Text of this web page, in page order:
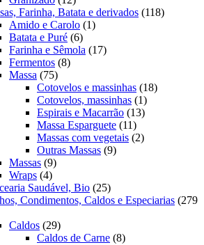
produtos
Farinha, Batata e derivados 118118
Amido e Carolo 11
Batata e Puré 66
produtos
Farinha e Sêmola 1717
Fermentos 88
Massa 7575
produtos
Cotovelos e massinhas 1818
Cotovelos, massinhas 11
produto
Espirais e Macarrão 1313
Massa Esparguete 1111
produtos
Massas com vegetais 22
Outras Massas 99
Massas 99
Wraps 44
produtos
Saudável, Bio 2525
produtos
Condimentos, Caldos e Especiarias 279
Caldos 2929
produtos
Caldos de Carne 88